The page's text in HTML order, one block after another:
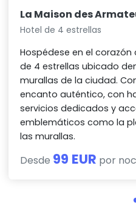
La Maison des
Hotel de 4 estrellas
Hospédese en el
de 4 estrellas ubicado
murallas de la ciudad.
encanto auténtico, con
servicios dedicados y
emblemáticos como la
las murallas.
Desde 99 EUR por